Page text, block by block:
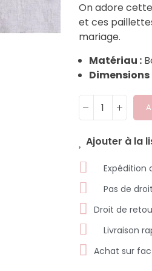
On adore
et ces
mariage.
Matériau :
Dimensions
Ajouter à la
Expédition
Pas de
Droit de
Livraison
Achat sur